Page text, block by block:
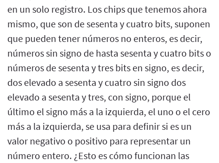
en un solo registro. Los chips que tenemos ahora
mismo, que son de sesenta y cuatro bits, suponen
que pueden tener números no enteros, es decir,
números sin signo de hasta sesenta y cuatro bits o
números de sesenta y tres bits en signo, es decir,
dos elevado a sesenta y cuatro sin signo dos
elevado a sesenta y tres, con signo, porque el
último el signo más a la izquierda, el uno o el cero
más a la izquierda, se usa para definir si es un
valor negativo o positivo para representar un
número entero. ¿Esto es cómo funcionan las